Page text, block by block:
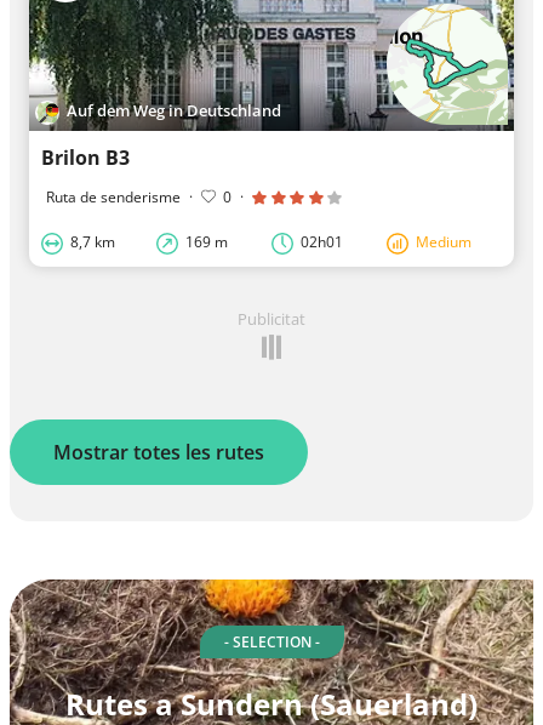
Auf dem Weg in Deutschland
Brilon B3
Ruta de senderisme · 0 ·
8,7 km 169 m 02h01 Medium
Publicitat
Mostrar totes les rutes
- SELECTION -
Rutes a Sundern (Sauerland)